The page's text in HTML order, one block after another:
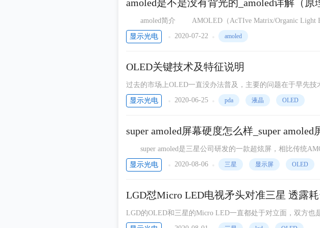
amoled是不是没有背光的_amoled详解（原
amoled简介 AMOLED（AcTIve Matrix/Organic Light EmitTIng Diode）是有源矩阵有机发光二极体面
板。相比传统的液晶面板，AMOLE
显示光电 2020-07-22 amoled
OLED关键技术及特征说明
过去的市场上OLED一直没办法普及，主要的问题在于早先
色的设计，其发色材料和生产技术往往还是限制了OLED发色
显示光电 2020-06-25 pda 液晶 OLED
super amoled屏幕硬度怎么样_super amoled
super amoled是三星公司研发的一款超炫屏，相比传统
的架构设计，操控更为灵敏。此外，取消玻璃覆盖层还带来了
显示光电 2020-08-06 三星 显示屏 OLED
LGD怼Micro LED电视矛头对准三星 透露
LGD的OLED和三星的Micro LED一直都处于对立面，双方也
星，计划投资190亿美元扩大OLED面板产能。 据报